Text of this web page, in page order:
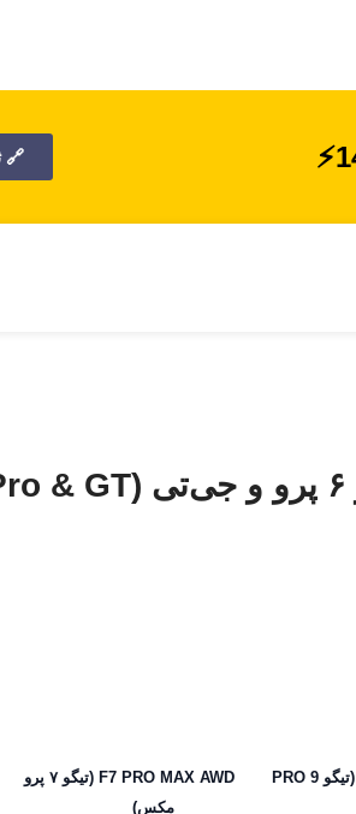
🔗
F9 PRO MAX AWD (تیگو 9 PRO
F7 PRO MAX AWD (تیگو ۷ پرو
مکس)